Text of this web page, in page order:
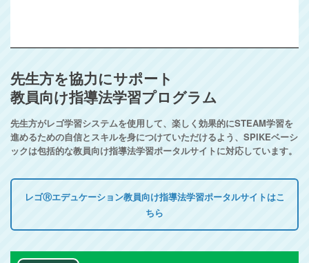
先生方を協力にサポート
教員向け指導法学習プログラム
先生方がレゴ学習システムを使用して、楽しく効果的にSTEAM学習を
進めるための自信とスキルを身につけていただけるよう、SPIKEベーシ
ックは包括的な教員向け指導法学習ポータルサイトに対応しています。
レゴⓇエデュケーション教員向け指導法学習ポータルサイトはこ
ちら